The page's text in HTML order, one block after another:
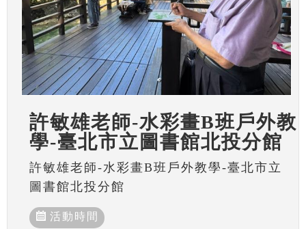
許敏雄老師-水彩畫B班戶外教
學-臺北市立圖書館北投分館
許敏雄老師-水彩畫B班戶外教學-臺北市立
圖書館北投分館
活動時間